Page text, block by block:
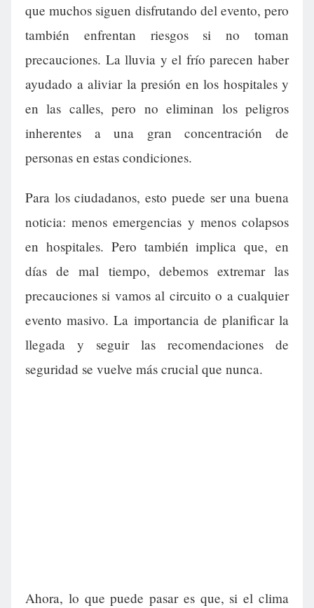
que muchos siguen disfrutando del evento, pero
también enfrentan riesgos si no toman
precauciones. La lluvia y el frío parecen haber
ayudado a aliviar la presión en los hospitales y
en las calles, pero no eliminan los peligros
inherentes a una gran concentración de
personas en estas condiciones.
Para los ciudadanos, esto puede ser una buena
noticia: menos emergencias y menos colapsos
en hospitales. Pero también implica que, en
días de mal tiempo, debemos extremar las
precauciones si vamos al circuito o a cualquier
evento masivo. La importancia de planificar la
llegada y seguir las recomendaciones de
seguridad se vuelve más crucial que nunca.
Ahora, lo que puede pasar es que, si el clima